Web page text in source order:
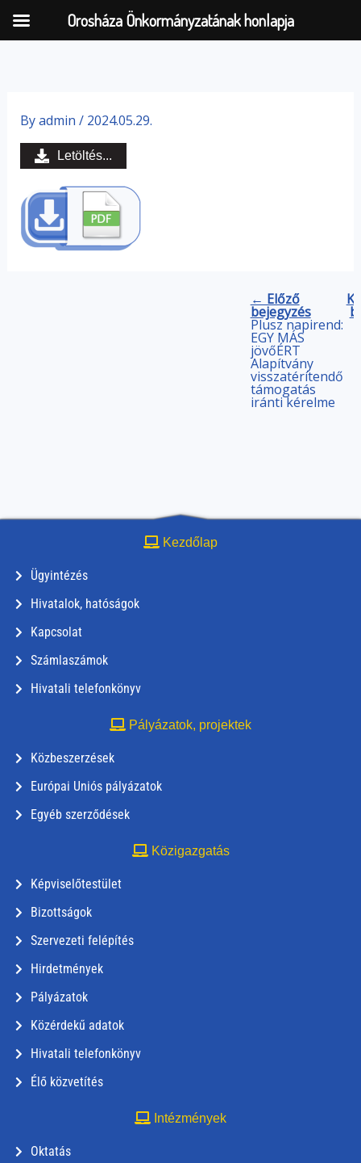
content
Byadmin / 2024.05.29.
Letöltés...
← Előző
bejegyzés
Plusz napirend:
EGY MÁS
jövőÉRT
Alapítvány
visszatérítendő
támogatás
iránti kérelme
Kezdőlap
Ügyintézés
Hivatalok, hatóságok
Kapcsolat
Számlaszámok
Hivatali telefonkönyv
Pályázatok, projektek
Közbeszerzések
Európai Uniós pályázatok
Egyéb szerződések
Közigazgatás
Képviselőtestület
Bizottságok
Szervezeti felépítés
Hirdetmények
Pályázatok
Közérdekű adatok
Hivatali telefonkönyv
Élő közvetítés
Intézmények
Oktatás
Orosháza Önkormányzatának honlapja